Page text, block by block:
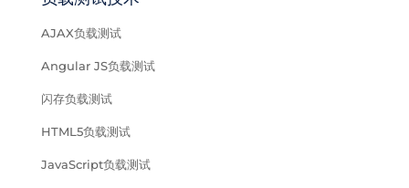
AJAX负载测试
Angular JS负载测试
闪存负载测试
HTML5负载测试
JavaScript负载测试